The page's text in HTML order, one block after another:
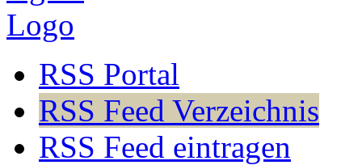
RSS Portal
RSS Feed Verzeichnis
RSS Feed eintragen